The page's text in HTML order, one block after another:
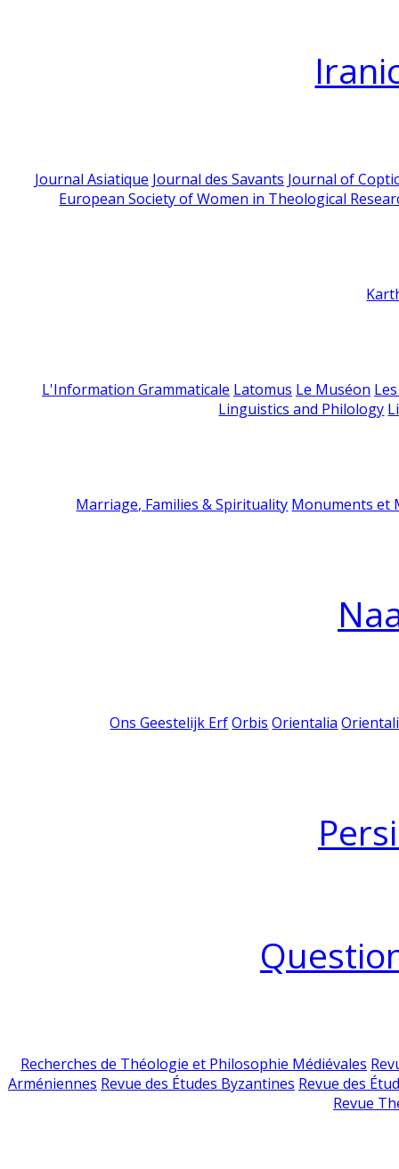
Journal Asiatique Journal des Savants Journal of
European Society of Women in Theological
L'Information Grammaticale Latomus Le Muséon
Linguistics and Philology
Marriage, Families & Spirituality Monuments et
Ons Geestelijk Erf Orbis Orientalia
Recherches de Théologie et Philosophie Médiévales
Arméniennes Revue des Études Byzantines Revue des
Revue